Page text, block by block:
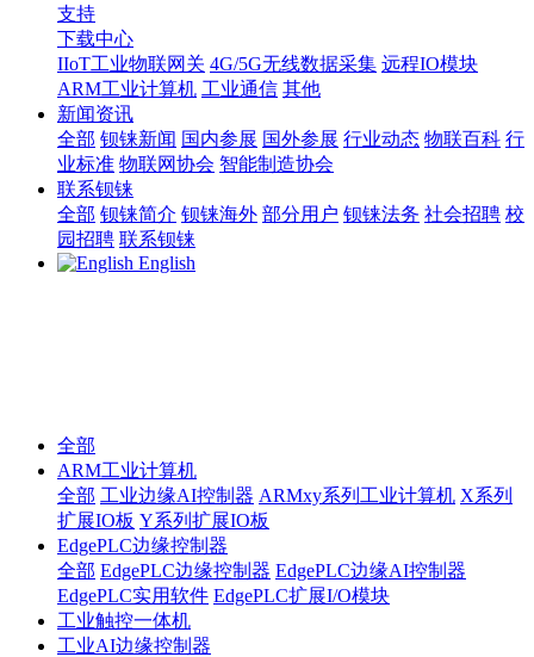
支持
下载中心
IIoT工业物联网关 4G/5G无线数据采集 远程IO模块
ARM工业计算机 工业通信 其他
新闻资讯
全部 钡铼新闻 国内参展 国外参展 行业动态 物联百科 行
业标准 物联网协会 智能制造协会
联系钡铼
全部 钡铼简介 钡铼海外 部分用户 钡铼法务 社会招聘 校
园招聘 联系钡铼
English
全部
ARM工业计算机
全部 工业边缘AI控制器 ARMxy系列工业计算机 X系列
扩展IO板 Y系列扩展IO板
EdgePLC边缘控制器
全部 EdgePLC边缘控制器 EdgePLC边缘AI控制器
EdgePLC实用软件 EdgePLC扩展I/O模块
工业触控一体机
工业AI边缘控制器